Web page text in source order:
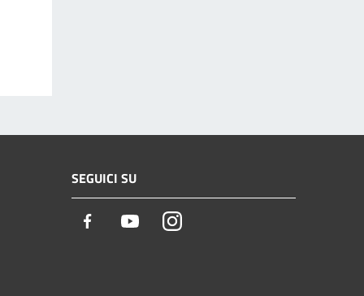
SEGUICI SU
Facebook YoutubeInstagram